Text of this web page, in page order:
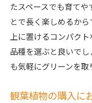
たスペースでも育て
とで長く楽しめるか
上に置けるコンパク
品種を選ぶと良いで
も気軽にグリーンを取
観葉植物の購入に